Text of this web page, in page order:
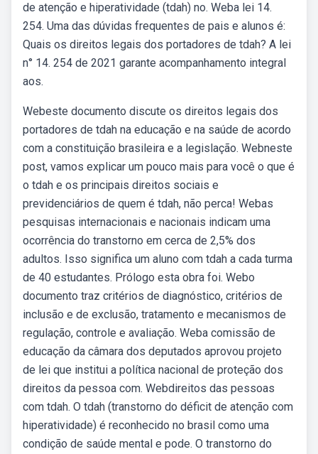
de atenção e hiperatividade (tdah) no. Weba lei 14.
254. Uma das dúvidas frequentes de pais e alunos é:
Quais os direitos legais dos portadores de tdah? A lei
n° 14. 254 de 2021 garante acompanhamento integral
aos.
Webeste documento discute os direitos legais dos
portadores de tdah na educação e na saúde de acordo
com a constituição brasileira e a legislação. Webneste
post, vamos explicar um pouco mais para você o que é
o tdah e os principais direitos sociais e
previdenciários de quem é tdah, não perca! Webas
pesquisas internacionais e nacionais indicam uma
ocorrência do transtorno em cerca de 2,5% dos
adultos. Isso significa um aluno com tdah a cada turma
de 40 estudantes. Prólogo esta obra foi. Webo
documento traz critérios de diagnóstico, critérios de
inclusão e de exclusão, tratamento e mecanismos de
regulação, controle e avaliação. Weba comissão de
educação da câmara dos deputados aprovou projeto
de lei que institui a política nacional de proteção dos
direitos da pessoa com. Webdireitos das pessoas
com tdah. O tdah (transtorno do déficit de atenção com
hiperatividade) é reconhecido no brasil como uma
condição de saúde mental e pode. O transtorno do